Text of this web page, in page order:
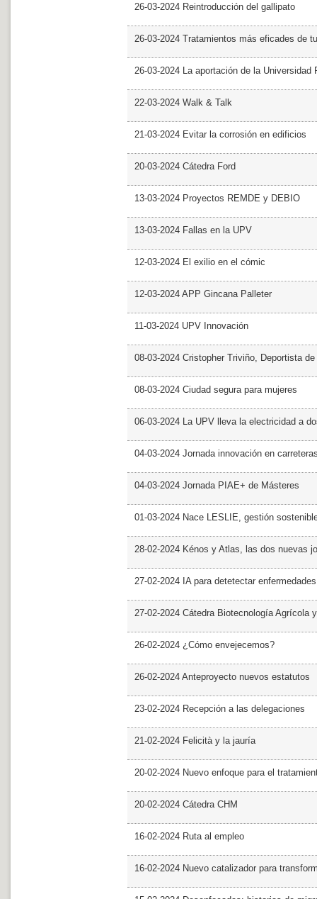
26-03-2024 Reintroducción del gallipato
26-03-2024 Tratamientos más eficades de
26-03-2024 La aportación de la Universidad
22-03-2024 Walk & Talk
21-03-2024 Evitar la corrosión en edificios
20-03-2024 Cátedra Ford
13-03-2024 Proyectos REMDE y DEBIO
13-03-2024 Fallas en la UPV
12-03-2024 El exilio en el cómic
12-03-2024 APP Gincana Palleter
11-03-2024 UPV Innovación
08-03-2024 Cristopher Triviño, Deportista
08-03-2024 Ciudad segura para mujeres
06-03-2024 La UPV lleva la electricidad a
04-03-2024 Jornada innovación en
04-03-2024 Jornada PIAE+ de Másteres
01-03-2024 Nace LESLIE, gestión
28-02-2024 Kénos y Atlas, las dos nuevas
27-02-2024 IA para detetectar
27-02-2024 Cátedra Biotecnología Agrícola
26-02-2024 ¿Cómo envejecemos?
26-02-2024 Anteproyecto nuevos estatutos
23-02-2024 Recepción a las delegaciones
21-02-2024 Felicità y la jauría
20-02-2024 Nuevo enfoque para el
20-02-2024 Cátedra CHM
16-02-2024 Ruta al empleo
16-02-2024 Nuevo catalizador para